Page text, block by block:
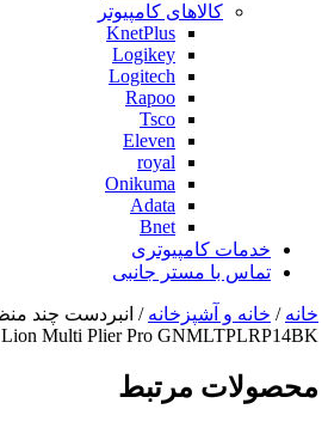
کالاهای کامپیوتر
KnetPlus
Logikey
Logitech
Rapoo
Tsco
Eleven
royal
Onikuma
Adata
Bnet
خدمات کامپیوتری
تماس با مستر جانبی
خانه / خانه و آشپزخانه
Lion Multi Plier Pro GNMLTPLRP14BK
محصولات مرتبط